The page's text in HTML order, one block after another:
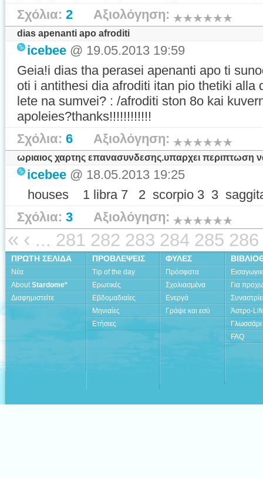
Σχόλια: 2 Αξιολόγηση:
dias apenanti apo afroditi
icebee @ 19.05.2013 19:59
Geia!i dias tha perasei apenanti apo ti
oti i antithesi dia afroditi itan pio thetiki alla
lete na sumvei? : /afroditi ston 8o kai
apoleies?thanks!!!!!!!!!!!!
Σχόλια: 6 Αξιολόγηση:
ωριαιος χαρτης επανασυνδεσης.υπαρχει περιπτωση
icebee @ 18.05.2013 19:25
houses 1 libra 7 2 scorpio 3 3
Σχόλια: 3 Αξιολόγηση:
« ‹ ... 281 282 283 284 285 286
ΠΡΩΤΗ ΣΕΛΙΔΑ
Νέα
AboutStardome*
Διαφημιστείτε
ΠΡΟΒΛΕΨΕΙΣ
Tip of the day
Ερωτικές
Εβδομαδιαίες
Μηνιαίες
Ετήσιες
ΦΥΛΕΣ
Πρόσφατα
Σχολιασμένα
Ενεργά
Γράψε και εσύ
Για
Άστρο-
Γλωσσάρι
FAQ